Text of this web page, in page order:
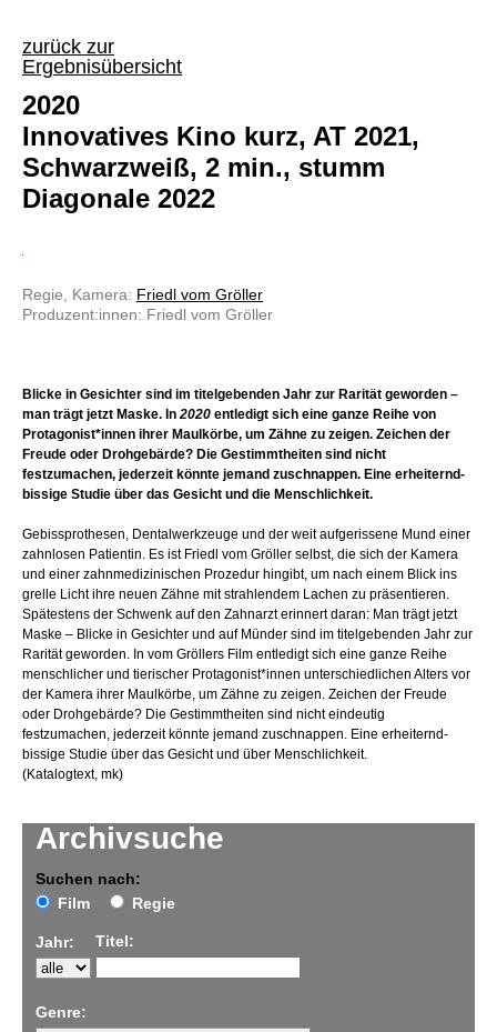
zurück zur
Ergebnisübersicht
Archivsuche
Suchen nach:
Film
Regie
Jahr: Titel:
Genre:
2020
Innovatives Kino kurz, AT 2021,
Schwarzweiß, 2 min., stumm
Diagonale 2022
Regie, Kamera: Friedl vom Gröller
Produzent:innen: Friedl vom Gröller
Blicke in Gesichter sind im titelgebenden Jahr zur Rarität geworden –
man trägt jetzt Maske. In2020 entledigt sich eine ganze Reihe von
Protagonist*innen ihrer Maulkörbe, um Zähne zu zeigen. Zeichen der
Freude oder Drohgebärde? Die Gestimmtheiten sind nicht
festzumachen, jederzeit könnte jemand zuschnappen. Eine erheiternd-
bissige Studie über das Gesicht und die Menschlichkeit.
Gebissprothesen, Dentalwerkzeuge und der weit aufgerissene Mund einer
zahnlosen Patientin. Es ist Friedl vom Gröller selbst, die sich der Kamera
und einer zahnmedizinischen Prozedur hingibt, um nach einem Blick ins
grelle Licht ihre neuen Zähne mit strahlendem Lachen zu präsentieren.
Spätestens der Schwenk auf den Zahnarzt erinnert daran: Man trägt jetzt
Maske – Blicke in Gesichter und auf Münder sind im titelgebenden Jahr zur
Rarität geworden. In vom Gröllers Film entledigt sich eine ganze Reihe
menschlicher und tierischer Protagonist*innen unterschiedlichen Alters vor
der Kamera ihrer Maulkörbe, um Zähne zu zeigen. Zeichen der Freude
oder Drohgebärde? Die Gestimmtheiten sind nicht eindeutig
festzumachen, jederzeit könnte jemand zuschnappen. Eine erheiternd-
bissige Studie über das Gesicht und über Menschlichkeit.
(Katalogtext, mk)